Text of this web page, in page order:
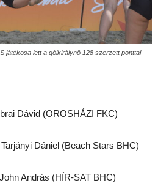
játékosa lett a gólkirálynő 128 szerzett ponttal
Dávid (OROSHÁZI FKC)
Dániel (Beach Stars BHC)
András (HÍR-SAT BHC)